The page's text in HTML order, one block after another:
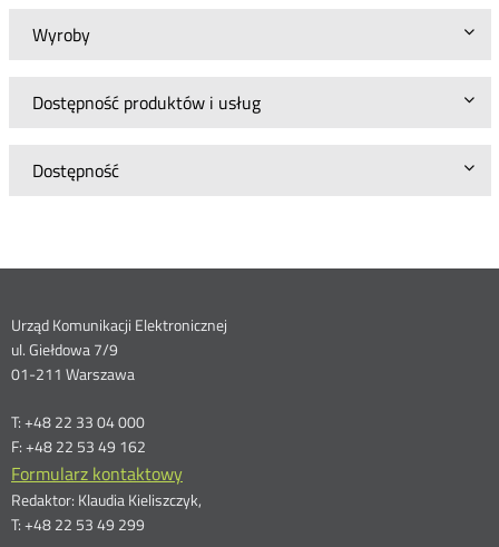
Wyroby
Dostępność produktów i usług
Dostępność
Dane
kontaktowe
Urząd Komunikacji Elektronicznej
ul. Giełdowa 7/9
01-211 Warszawa
T: +48 22 33 04 000
F: +48 22 53 49 162
Formularz kontaktowy
Redaktor: Klaudia Kieliszczyk,
T: +48 22 53 49 299